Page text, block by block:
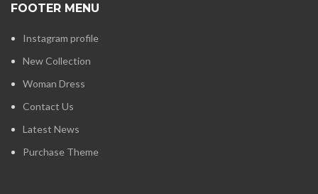
FOOTER MENU
Instagram profile
New Collection
Woman Dress
Contact Us
Latest News
Purchase Theme